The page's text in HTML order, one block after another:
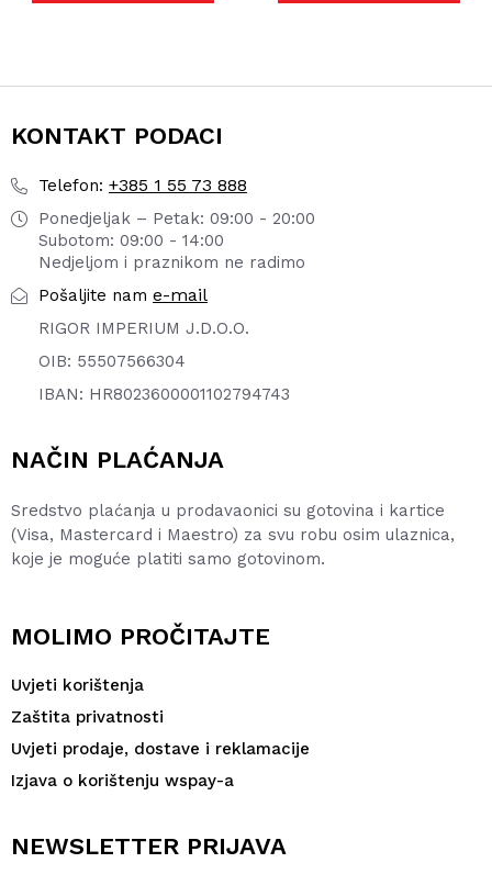
KONTAKT PODACI
Telefon: +385 1 55 73 888
Ponedjeljak – Petak: 09:00 - 20:00
Subotom: 09:00 - 14:00
Nedjeljom i praznikom ne radimo
Pošaljite nam e-mail
RIGOR IMPERIUM J.D.O.O.
OIB: 55507566304
IBAN: HR8023600001102794743
NAČIN PLAĆANJA
Sredstvo plaćanja u prodavaonici su gotovina i kartice
(Visa, Mastercard i Maestro) za svu robu osim ulaznica,
koje je moguće platiti samo gotovinom.
MOLIMO PROČITAJTE
Uvjeti korištenja
Zaštita privatnosti
Uvjeti prodaje, dostave i reklamacije
Izjava o korištenju wspay-a
NEWSLETTER PRIJAVA